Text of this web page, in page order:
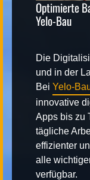
Optimierte
Yelo-Bau
Die
und in der
Bei Yelo-
innovative
Apps bis zu
tägliche
effizienter
alle
verfügbar.